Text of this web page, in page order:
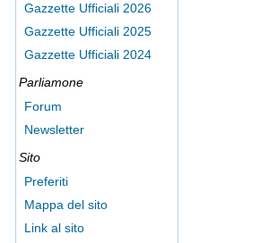
Gazzette Ufficiali 2026
Gazzette Ufficiali 2025
Gazzette Ufficiali 2024
Parliamone
Forum
Newsletter
Sito
Preferiti
Mappa del sito
Link al sito